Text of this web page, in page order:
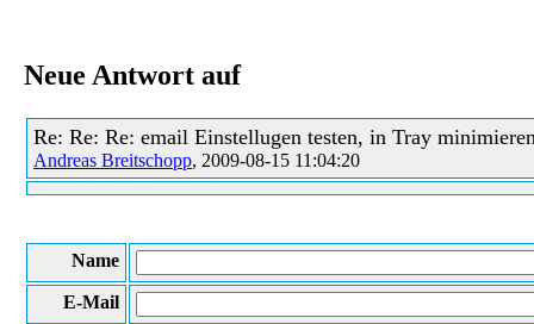
Neue Antwort auf
Re: Re: Re: email Einstellugen testen, in Tray
Andreas Breitschopp, 2009-08-15 11:04:20
Name
E-Mail